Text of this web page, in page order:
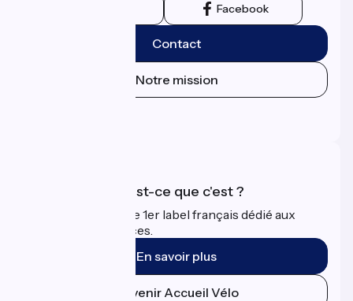
Facebook
Contact
Notre mission
Accueil Vélo qu'est-ce que c'est ?
Accueil Vélo c'est le 1er label français dédié aux
cyclistes en vacances.
En savoir plus
Devenir Accueil Vélo